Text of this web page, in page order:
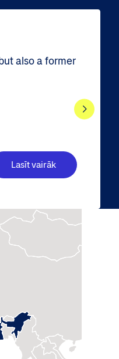
also a former
Lasīt vairāk